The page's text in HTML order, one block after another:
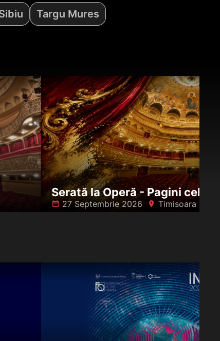
Targu Mures
Serată la Operă - Pagini
󰸗 27 Septembrie 2026 󰍎 Timisoara